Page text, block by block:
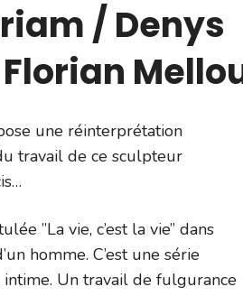
/ Denys
une réinterprétation
travail de ce sculpteur
”La vie, c’est la vie” dans
homme. C’est une série
Un travail de fulgurance